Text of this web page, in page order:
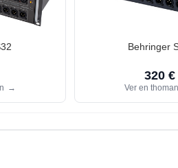
→
Behringer
320 €
Ver en